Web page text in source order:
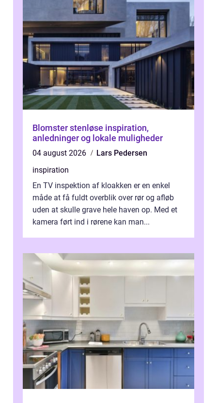
Blomster stenløse inspiration,
anledninger og lokale muligheder
04 august 2026
Lars Pedersen
inspiration
En TV inspektion af kloakken er en enkel
måde at få fuldt overblik over rør og afløb
uden at skulle grave hele haven op. Med et
kamera ført ind i rørene kan man...